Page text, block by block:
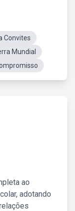
Convites
Mundial
ao
adotando